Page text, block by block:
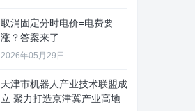
取消固定分时电价=电费要
涨？答案来了
2026年05月29日
天津市机器人产业技术联盟成
立 聚力打造京津冀产业高地